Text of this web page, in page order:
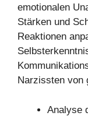
emotionalen
Stärken und
Reaktionen
Narzissten von
Analyse